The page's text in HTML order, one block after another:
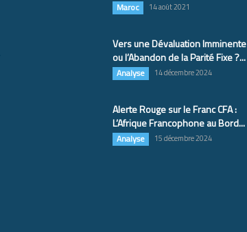
Maroc 14 août 2021
Vers une Dévaluation Imminente
ou l’Abandon de la Parité Fixe ?...
Analyse 14 décembre 2024
Alerte Rouge sur le Franc CFA :
L’Afrique Francophone au Bord...
Analyse 15 décembre 2024